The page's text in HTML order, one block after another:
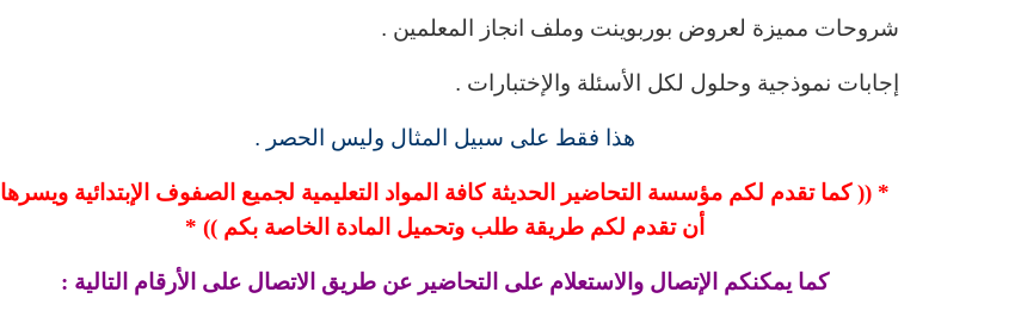
شروحات مميزة لعروض بوربوينت وملف انجاز المعلمين .
إجابات نموذجية وحلول لكل الأسئلة والإختبارات .
هذا فقط على سبيل المثال وليس الحصر .
* (( كما تقدم لكم مؤسسة التحاضير الحديثة كافة المواد التعليمية لجميع الصفوف الإبتدائية ويسرها
أن تقدم لكم طريقة طلب وتحميل المادة الخاصة بكم )) *
كما يمكنكم الإتصال والاستعلام على التحاضير عن طريق الاتصال على الأرقام التالية :